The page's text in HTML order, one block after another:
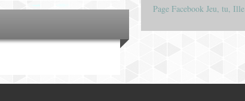
Page Facebook Jeu, tu, Ille